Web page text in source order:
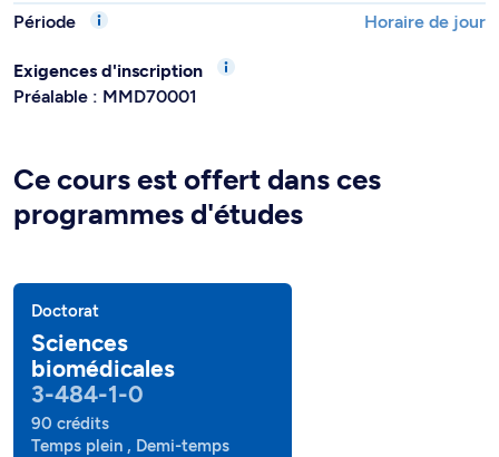
Période
Horaire de jour
Exigences d'inscription
Préalable : MMD70001
Ce cours est offert dans ces
programmes d'études
Doctorat
Sciences
biomédicales
3-484-1-0
90 crédits
Temps plein , Demi-temps